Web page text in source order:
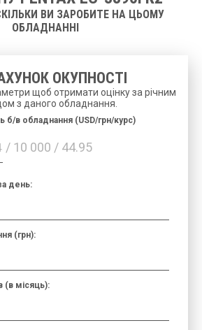
ВИ ЗАРОБИТЕ НА ЦЬОМУ
ОБЛАДНАННІ
ОКУПНОСТІ
щоб отримати оцінку за річним
з даного обладнання.
/ 10 000 / 44.95
б/в обладнання (USD/грн/курс)
день:
(грн):
(в місяць):